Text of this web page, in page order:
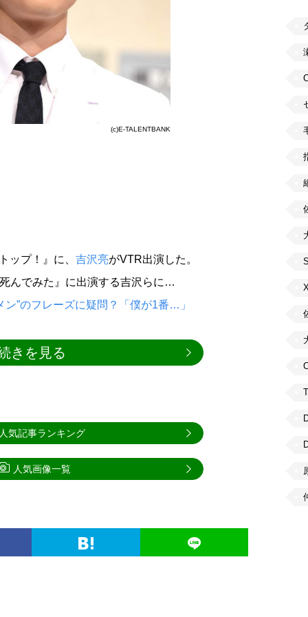
(c)E-TALENTBANK
ップ！』に、 吉沢亮がVTR出演した。
んでみた』に出演する吉沢らに…
”のフレーズに疑問？「僕が1番…」
きを見る
気記事ランキング
人気画像一覧